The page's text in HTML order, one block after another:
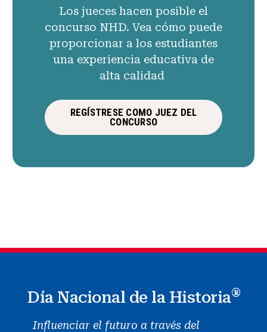
Los jueces hacen posible el
concurso NHD. Vea cómo puede
proporcionar a los estudiantes
una experiencia educativa de
alta calidad
REGÍSTRESE COMO JUEZ DEL
CONCURSO
Día Nacional de la Historia®
Influenciar el futuro a través del